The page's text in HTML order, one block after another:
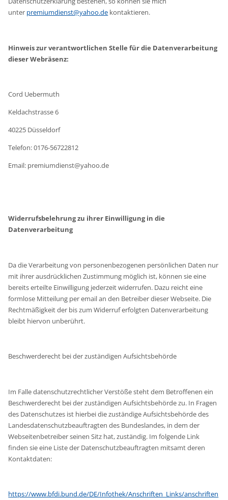
unter premiumdienst@yahoo.de kontaktieren.
Hinweis zur verantwortlichen Stelle für die Datenverarbeitung
dieser Webräsenz:
Cord Uebermuth
Keldachstrasse 6
40225 Düsseldorf
Telefon: 0176-56722812
Email: premiumdienst@yahoo.de
Widerrufsbelehrung zu ihrer Einwilligung in die
Datenverarbeitung
Da die Verarbeitung von personenbezogenen persönlichen Daten nur
mit ihrer ausdrücklichen Zustimmung möglich ist, können sie eine
bereits erteilte Einwilligung jederzeit widerrufen. Dazu reicht eine
formlose Mitteilung per email an den Betreiber dieser Webseite. Die
Rechtmäßigkeit der bis zum Widerruf erfolgten Datenverarbeitung
bleibt hiervon unberührt.
Beschwerderecht bei der zuständigen Aufsichtsbehörde
Im Falle datenschutzrechtlicher Verstöße steht dem Betroffenen ein
Beschwerderecht bei der zuständigen Aufsichtsbehörde zu. In Fragen
des Datenschutzes ist hierbei die zuständige Aufsichtsbehörde des
Landesdatenschutzbeauftragten des Bundeslandes, in dem der
Webseitenbetreiber seinen Sitz hat, zuständig. Im folgende Link
finden sie eine Liste der Datenschutzbeauftragten mitsamt deren
Kontaktdaten:
https://www.bfdi.bund.de/DE/Infothek/Anschriften_Links/anschriften